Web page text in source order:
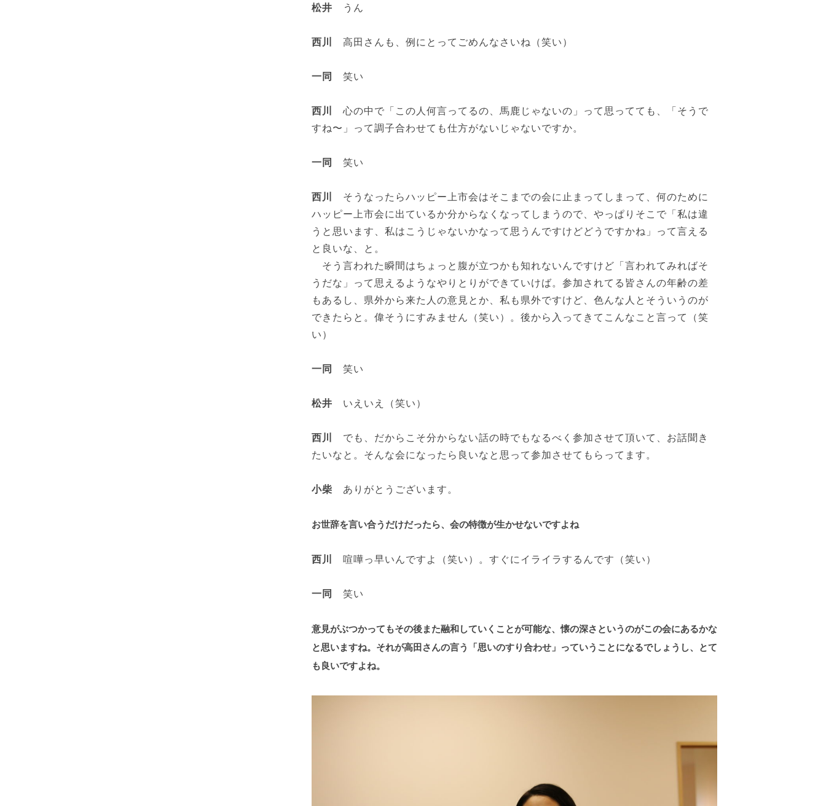
松井 うん
西川 高田さんも、例にとってごめんなさいね（笑い）
一同 笑い
西川
心の中で「この人何言ってるの、馬鹿じゃないの」って思ってても、「そうで
すね〜」って調子合わせても仕方がないじゃないですか。
一同 笑い
西川
そうなったらハッピー上市会はそこまでの会に止まってしまって、何のために
ハッピー上市会に出ているか分からなくなってしまうので、やっぱりそこで「私は違
うと思います、私はこうじゃないかなって思うんですけどどうですかね」って言える
と良いな、と。
そう言われた瞬間はちょっと腹が立つかも知れないんですけど「言われてみればそ
うだな」って思えるようなやりとりができていけば。参加されてる皆さんの年齢の差
もあるし、県外から来た人の意見とか、私も県外ですけど、色んな人とそういうのが
できたらと。偉そうにすみません（笑い）。後から入ってきてこんなこと言って（笑
い）
一同 笑い
松井 いえいえ（笑い）
西川
でも、だからこそ分からない話の時でもなるべく参加させて頂いて、お話聞き
たいなと。そんな会になったら良いなと思って参加させてもらってます。
小柴 ありがとうございます。
お世辞を言い合うだけだったら、会の特徴が生かせないですよね
西川 喧嘩っ早いんですよ（笑い）。すぐにイライラするんです（笑い）
一同 笑い
意見がぶつかってもその後また融和していくことが可能な、懐の深さというのがこの会にあるかな
と思いますね。それが高田さんの言う「思いのすり合わせ」っていうことになるでしょうし、とて
も良いですよね。